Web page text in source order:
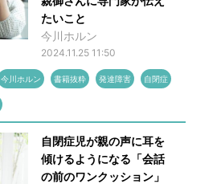
たいこと
今川ホルン
2024.11.25 11:50
今川ホルン 書籍抜粋 発達障害 自閉症
自閉症児が親の声に耳を
傾けるようになる「会話
の前のワンクッション」